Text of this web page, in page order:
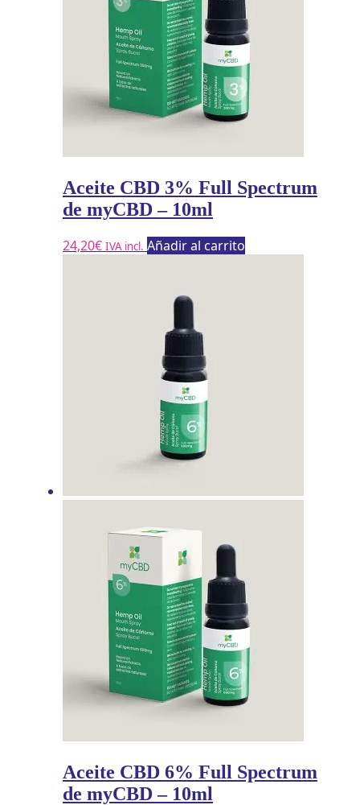
Aceite CBD 3% Full Spectrum
de myCBD – 10ml
24,20€ IVA incl. Añadir al carrito
Aceite CBD 6% Full Spectrum
de myCBD – 10ml